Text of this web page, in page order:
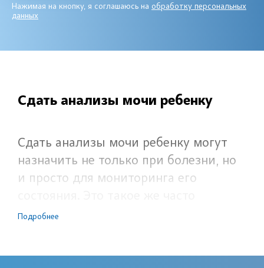
Нажимая на кнопку, я соглашаюсь на обработку персональных
данных
Сдать анализы мочи ребенку
Сдать анализы мочи ребенку могут
назначить не только при болезни, но
и просто для мониторинга его
назначаемое исследование, как и
Подробнее